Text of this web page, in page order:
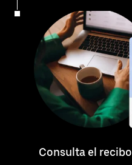
Consulta el recibo